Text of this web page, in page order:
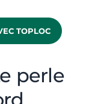
TOPLOC
perle